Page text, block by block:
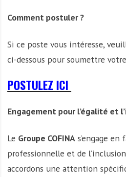
Comment postuler ?
Si ce poste vous intéresse,
ci-dessous pour soumettre
POSTULEZ ICI
Engagement pour l’égalité et
Le Groupe COFINA s’engage en
professionnelle et de
accordons une attention